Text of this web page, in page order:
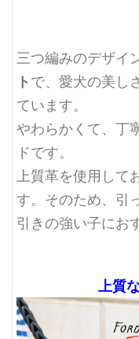
三つ編みのデザイ
トで、愛犬の美し
ています。
やわらかくて、丁
ドです。
上質革を使用して
す。そのため、引
引きの強い子にお
上質